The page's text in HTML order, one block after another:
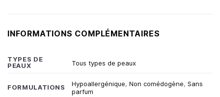
INFORMATIONS COMPLÉMENTAIRES
TYPES DE
PEAUX
Tous types de peaux
FORMULATIONS Hypoallergénique,Non comédogène,Sans
parfum